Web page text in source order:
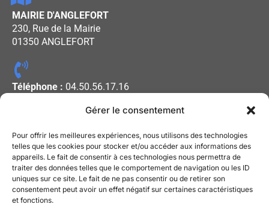
Gérer le consentement
Pour offrir les meilleures expériences, nous utilisons des technologies
telles que les cookies pour stocker et/ou accéder aux informations des
appareils. Le fait de consentir à ces technologies nous permettra de
traiter des données telles que le comportement de navigation ou les ID
uniques sur ce site. Le fait de ne pas consentir ou de retirer son
consentement peut avoir un effet négatif sur certaines caractéristiques
et fonctions.
MAIRIE D'ANGLEFORT
230, Rue de la Mairie
01350 ANGLEFORT
Téléphone : 04.50.56.17.16
Horaires d'ouverture :
Lundi - Mercredi - Vendredi : De
08h00 à 12h00
Mardi - Jeudi : De 13h30 à 17h30